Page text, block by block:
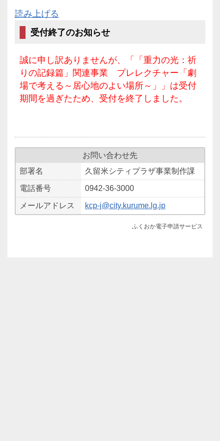
読み上げる
受付終了のお知らせ
誠に申し訳ありませんが、「「重力の光：祈
りの記録篇」関連事業 プレレクチャー「劇
場で考える～居心地のよい場所～」」は受付
期間を過ぎたため、受付を終了しました。
お問い合わせ先
部署名
久留米シティプラザ事業制作課
電話番号 0942-36-3000
メールアドレス kcp-j@city.kurume.lg.jp
ふくおか電子申請サービス